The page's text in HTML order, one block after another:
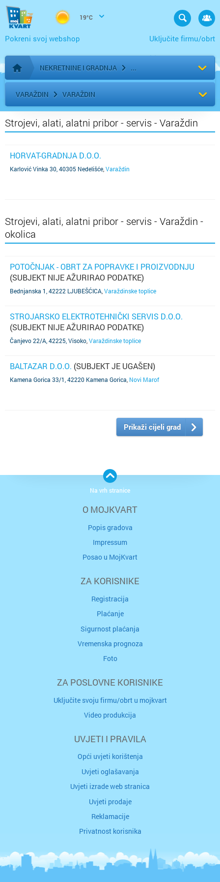
19°C
Uključite firmu/obrt
Pokreni svoj webshop
Početna stranica
NEKRETNINE I GRADNJA
VARAŽDIN VARAŽDIN
Strojevi, alati, alatni pribor - servis - Varaždin
HORVAT-GRADNJA D.O.O.
Karlović Vinka 30, 40305 Nedelišće Varaždin
Strojevi, alati, alatni pribor - servis - Varaždin -
okolica
POTOČNJAK - OBRT ZA POPRAVKE I PROIZVODNJU
(SUBJEKT NIJE AŽURIRAO PODATKE)
Bednjanska 1, 42222 LJUBEŠĆICA Varaždinske toplice
STROJARSKO ELEKTROTEHNIČKI SERVIS D.O.O.
(SUBJEKT NIJE AŽURIRAO PODATKE)
Čanjevo 22/A, 42225, Visoko Varaždinske toplice
BALTAZAR D.O.O. (SUBJEKT JE UGAŠEN)
Kamena Gorica 33/1, 42220 Kamena Gorica Novi Marof
Prikaži cijeli grad
O MOJKVART
Popis gradova
Impressum
Posao u MojKvart
ZA KORISNIKE
Registracija
Plaćanje
Sigurnost plaćanja
Vremenska prognoza
Foto
ZA POSLOVNE KORISNIKE
Uključite svoju firmu/obrt u mojkvart
Video produkcija
UVJETI I PRAVILA
Opći uvjeti korištenja
Uvjeti oglašavanja
Uvjeti izrade web stranica
Uvjeti prodaje
Reklamacije
Privatnost korisnika
Na vrh stranice